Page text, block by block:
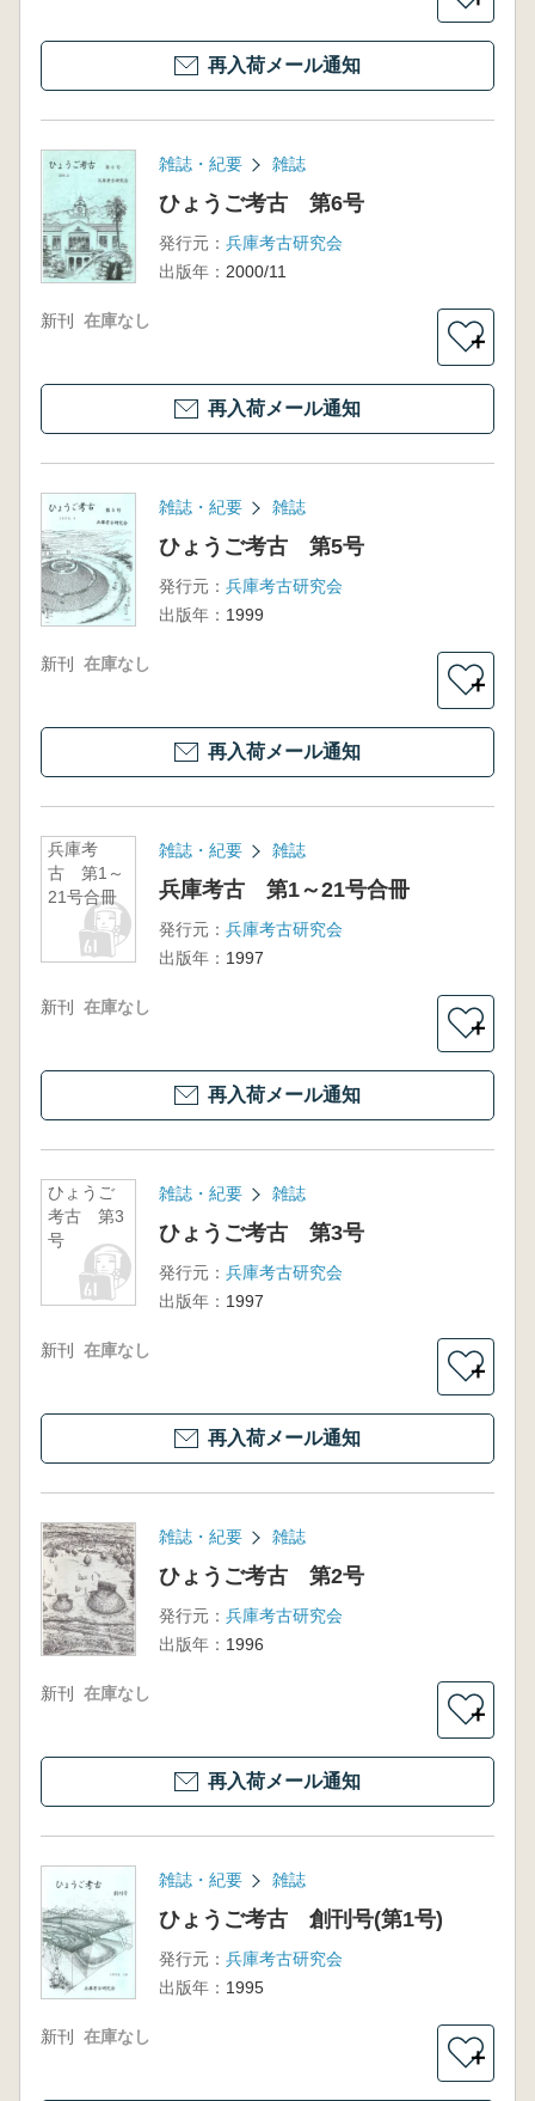
再入荷メール通知
雑誌・紀要 雑誌
ひょうご考古 第6号
発行元： 兵庫考古研究会
出版年： 2000/11
新刊 在庫なし
＋
再入荷メール通知
雑誌・紀要 雑誌
ひょうご考古 第5号
発行元： 兵庫考古研究会
出版年： 1999
新刊 在庫なし
＋
再入荷メール通知
兵庫考
古 第1～
21号合冊
雑誌・紀要 雑誌
兵庫考古 第1～21号合冊
発行元： 兵庫考古研究会
出版年： 1997
新刊 在庫なし
＋
再入荷メール通知
ひょうご
考古 第3
号
雑誌・紀要 雑誌
ひょうご考古 第3号
発行元： 兵庫考古研究会
出版年： 1997
新刊 在庫なし
＋
再入荷メール通知
雑誌・紀要 雑誌
ひょうご考古 第2号
発行元： 兵庫考古研究会
出版年： 1996
新刊 在庫なし
＋
再入荷メール通知
雑誌・紀要 雑誌
ひょうご考古 創刊号(第1号)
発行元： 兵庫考古研究会
出版年： 1995
新刊 在庫なし
＋